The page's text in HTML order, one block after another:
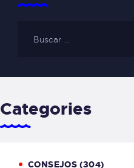
Categories
CONSEJOS (304)